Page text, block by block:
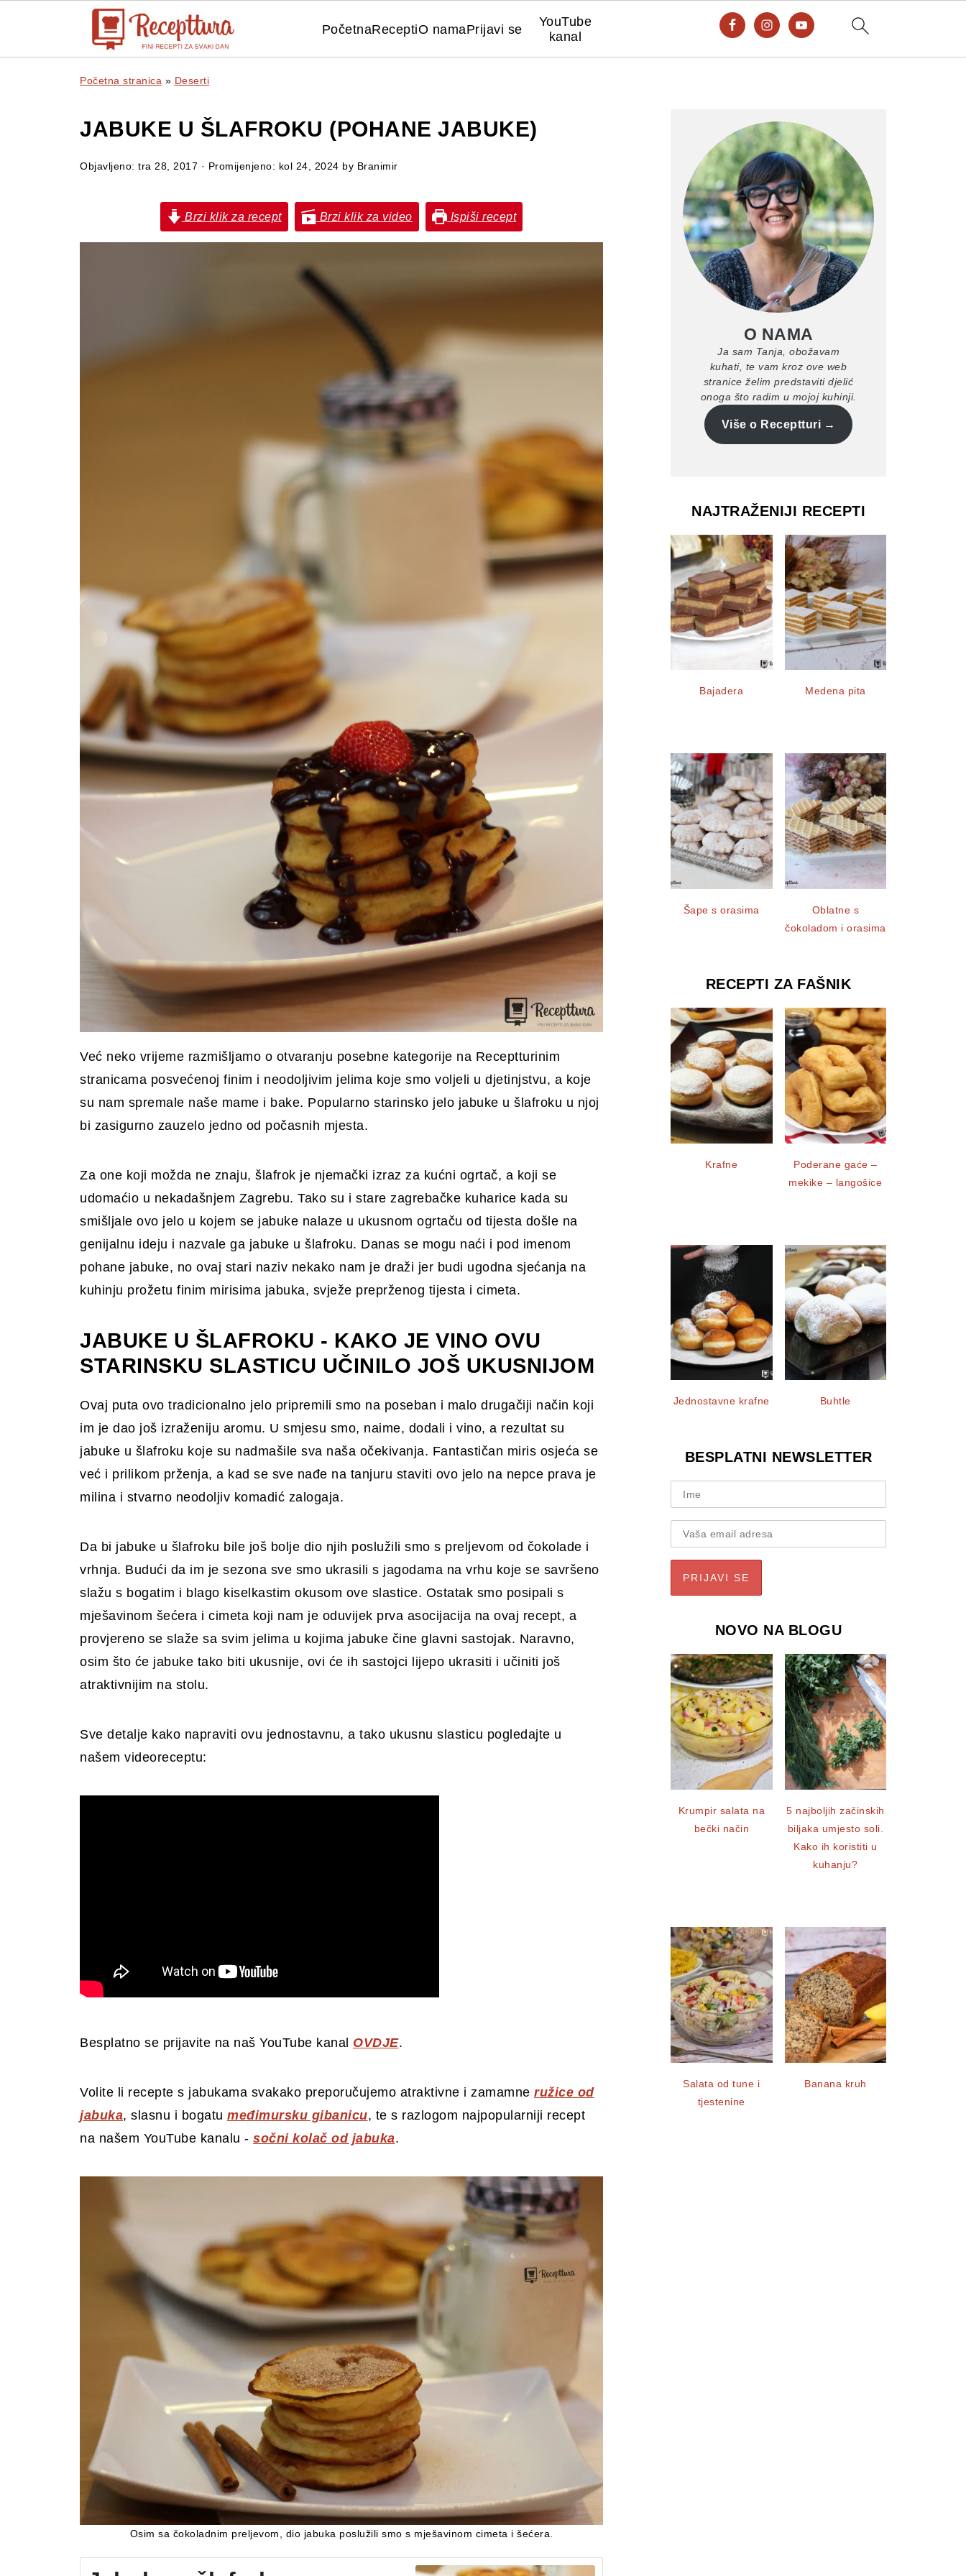
PočetnaReceptiO namaPrijavi se
YouTube
kanal
Početna stranica » Deserti
JABUKE U ŠLAFROKU (POHANE JABUKE)
Objavljeno: tra 28, 2017 · Promijenjeno: kol 24, 2024 by Branimir
Brzi klik za recept Brzi klik za video Ispiši recept
Već neko vrijeme razmišljamo o otvaranju posebne kategorije na Receptturinim
stranicama posvećenoj finim i neodoljivim jelima koje smo voljeli u djetinjstvu, a koje
su nam spremale naše mame i bake. Popularno starinsko jelo jabuke u šlafroku u njoj
bi zasigurno zauzelo jedno od počasnih mjesta.
Za one koji možda ne znaju, šlafrok je njemački izraz za kućni ogrtač, a koji se
udomaćio u nekadašnjem Zagrebu. Tako su i stare zagrebačke kuharice kada su
smišljale ovo jelo u kojem se jabuke nalaze u ukusnom ogrtaču od tijesta došle na
genijalnu ideju i nazvale ga jabuke u šlafroku. Danas se mogu naći i pod imenom
pohane jabuke, no ovaj stari naziv nekako nam je draži jer budi ugodna sjećanja na
kuhinju prožetu finim mirisima jabuka, svježe preprženog tijesta i cimeta.
JABUKE U ŠLAFROKU - KAKO JE VINO OVU
STARINSKU SLASTICU UČINILO JOŠ UKUSNIJOM
Ovaj puta ovo tradicionalno jelo pripremili smo na poseban i malo drugačiji način koji
im je dao još izraženiju aromu. U smjesu smo, naime, dodali i vino, a rezultat su
jabuke u šlafroku koje su nadmašile sva naša očekivanja. Fantastičan miris osjeća se
već i prilikom prženja, a kad se sve nađe na tanjuru staviti ovo jelo na nepce prava je
milina i stvarno neodoljiv komadić zalogaja.
Da bi jabuke u šlafroku bile još bolje dio njih poslužili smo s preljevom od čokolade i
vrhnja. Budući da im je sezona sve smo ukrasili s jagodama na vrhu koje se savršeno
slažu s bogatim i blago kiselkastim okusom ove slastice. Ostatak smo posipali s
mješavinom šećera i cimeta koji nam je oduvijek prva asocijacija na ovaj recept, a
provjereno se slaže sa svim jelima u kojima jabuke čine glavni sastojak. Naravno,
osim što će jabuke tako biti ukusnije, ovi će ih sastojci lijepo ukrasiti i učiniti još
atraktivnijim na stolu.
Sve detalje kako napraviti ovu jednostavnu, a tako ukusnu slasticu pogledajte u
našem videoreceptu:
Besplatno se prijavite na naš YouTube kanal OVDJE.
Volite li recepte s jabukama svakako preporučujemo atraktivne i zamamne ružice od
jabuka, slasnu i bogatu međimursku gibanicu, te s razlogom najpopularniji recept
na našem YouTube kanalu - sočni kolač od jabuka.
Osim sa čokoladnim preljevom, dio jabuka poslužili smo s mješavinom cimeta i šećera.
O NAMA
Ja sam Tanja, obožavam
kuhati, te vam kroz ove web
stranice želim predstaviti djelić
onoga što radim u mojoj kuhinji.
Više o Receptturi
NAJTRAŽENIJI RECEPTI
Bajadera Medena pita
Šape s orasima
Oblatne s
čokoladom i orasima
RECEPTI ZA FAŠNIK
Krafne
Poderane gaće –
mekike – langošice
Jednostavne krafne Buhtle
BESPLATNI NEWSLETTER
NOVO NA BLOGU
Krumpir salata na
bečki način
5 najboljih začinskih
biljaka umjesto soli.
Kako ih koristiti u
kuhanju?
Salata od tune i
tjestenine
Banana kruh